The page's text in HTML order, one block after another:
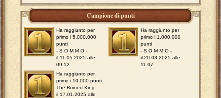
Campione di punti
Ha raggiunto per
primo i 5.000.000
punti
- S O M M O -
il 11.05.2025 alle
09:12
Ha raggiunto per
primo i 1.000.000
punti
- S O M M O -
il 20.03.2025 alle
11:07
Ha raggiunto per
primo i 10.000 punti
The Ruined King
il 17.01.2025 alle